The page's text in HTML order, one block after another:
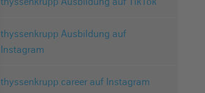
thyssenkrupp Ausbildung auf
Instagram
thyssenkrupp career auf Instagram